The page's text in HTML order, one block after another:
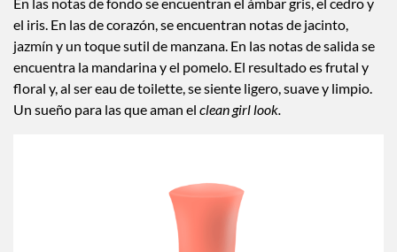
En las notas de fondo se encuentran el ámbar gris, el cedro y
el iris. En las de corazón, se encuentran notas de jacinto,
jazmín y un toque sutil de manzana. En las notas de salida se
encuentra la mandarina y el pomelo. El resultado es frutal y
floral y, al ser eau de toilette, se siente ligero, suave y limpio.